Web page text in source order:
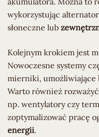
wykorzystując
słoneczne lub
Kolejnym krokiem jest
Nowoczesne systemy
mierniki, umożliwiające
Warto również
np. wentylatory czy
zoptymalizować pracę
energii.